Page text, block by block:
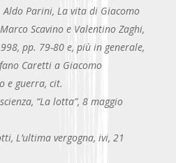
Parini, La vita di Giacomo
Scavino e Valentino Zaghi,
pp. 79-80 e, più in generale,
Caretti a Giacomo
e guerra, cit.
“La lotta”, 8 maggio
L’ultima vergogna, ivi, 21